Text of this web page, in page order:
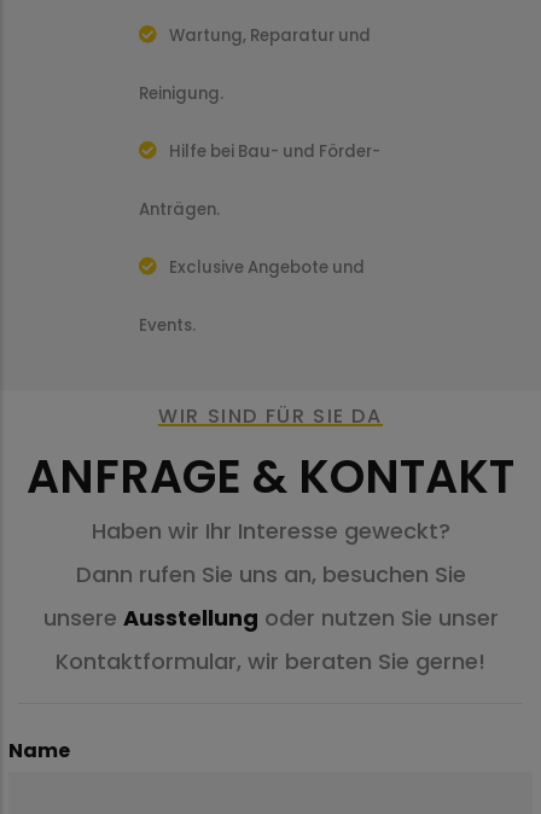
Wartung, Reparatur und
Reinigung.
Hilfe bei Bau- und Förder-
Anträgen.
Exclusive Angebote und
Events.
WIR SIND FÜR SIE DA
ANFRAGE & KONTAKT
Haben wir Ihr Interesse geweckt?
Dann rufen Sie uns an, besuchen Sie
unsere Ausstellung oder nutzen Sie unser
Kontaktformular, wir beraten Sie gerne!
Name